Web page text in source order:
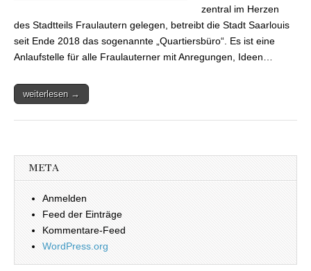
zentral im Herzen
des Stadtteils Fraulautern gelegen, betreibt die Stadt Saarlouis
seit Ende 2018 das sogenannte „Quartiersbüro“. Es ist eine
Anlaufstelle für alle Fraulauterner mit Anregungen, Ideen…
weiterlesen →
META
Anmelden
Feed der Einträge
Kommentare-Feed
WordPress.org